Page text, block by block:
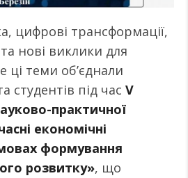
цифрові трансформації,
нові виклики для
ці теми об’єднали
студентів під час V
практичної
економічні
формування
розвитку», що